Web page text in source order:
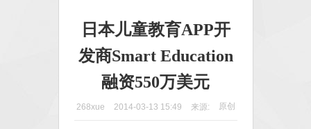
日本儿童教育APP开
发商Smart Education
融资550万美元
268xue 2014-03-13 15:49 来源: 原创